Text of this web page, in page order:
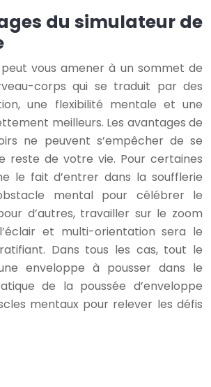
du simulateur de
vous amener à un sommet de
corps qui se traduit par des
une flexibilité mentale et une
meilleurs. Les avantages de
ne peuvent s’empêcher de se
reste de votre vie. Pour certaines
le fait d’entrer dans la soufflerie
mental pour célébrer le
d’autres, travailler sur le zoom
et multi-orientation sera le
Dans tous les cas, tout le
enveloppe à pousser dans le
de la poussée d’enveloppe
mentaux pour relever les défis